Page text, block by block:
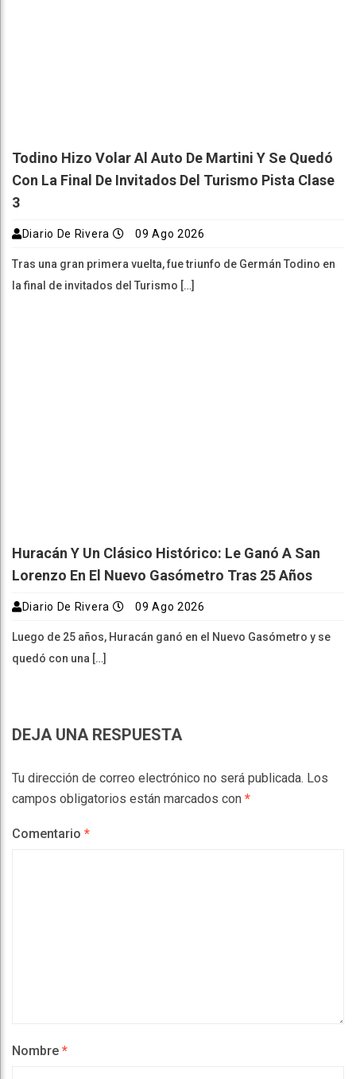
Todino Hizo Volar Al Auto De Martini Y Se Quedó
Con La Final De Invitados Del Turismo Pista Clase
3
Diario De Rivera 09 Ago 2026
Tras una gran primera vuelta, fue triunfo de Germán Todino en
la final de invitados del Turismo […]
Huracán Y Un Clásico Histórico: Le Ganó A San
Lorenzo En El Nuevo Gasómetro Tras 25 Años
Diario De Rivera 09 Ago 2026
Luego de 25 años, Huracán ganó en el Nuevo Gasómetro y se
quedó con una […]
DEJA UNA RESPUESTA
Tu dirección de correo electrónico no será publicada. Los
campos obligatorios están marcados con *
Comentario *
Nombre *